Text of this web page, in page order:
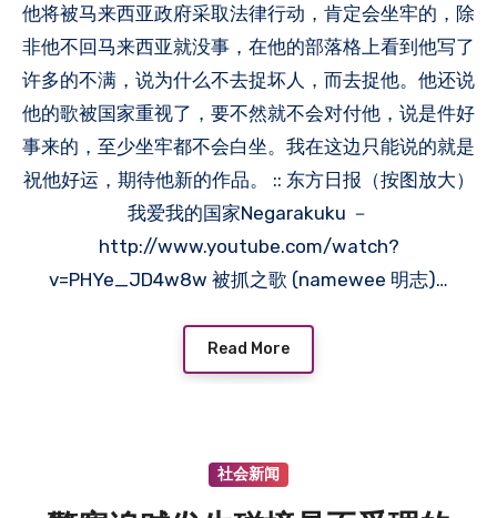
他将被马来西亚政府采取法律行动，肯定会坐牢的，除
非他不回马来西亚就没事，在他的部落格上看到他写了
许多的不满，说为什么不去捉坏人，而去捉他。他还说
他的歌被国家重视了，要不然就不会对付他，说是件好
事来的，至少坐牢都不会白坐。我在这边只能说的就是
祝他好运，期待他新的作品。 :: 东方日报（按图放大）
我爱我的国家Negarakuku －
http://www.youtube.com/watch?
v=PHYe_JD4w8w 被抓之歌 (namewee 明志)…
Read More
社会新闻